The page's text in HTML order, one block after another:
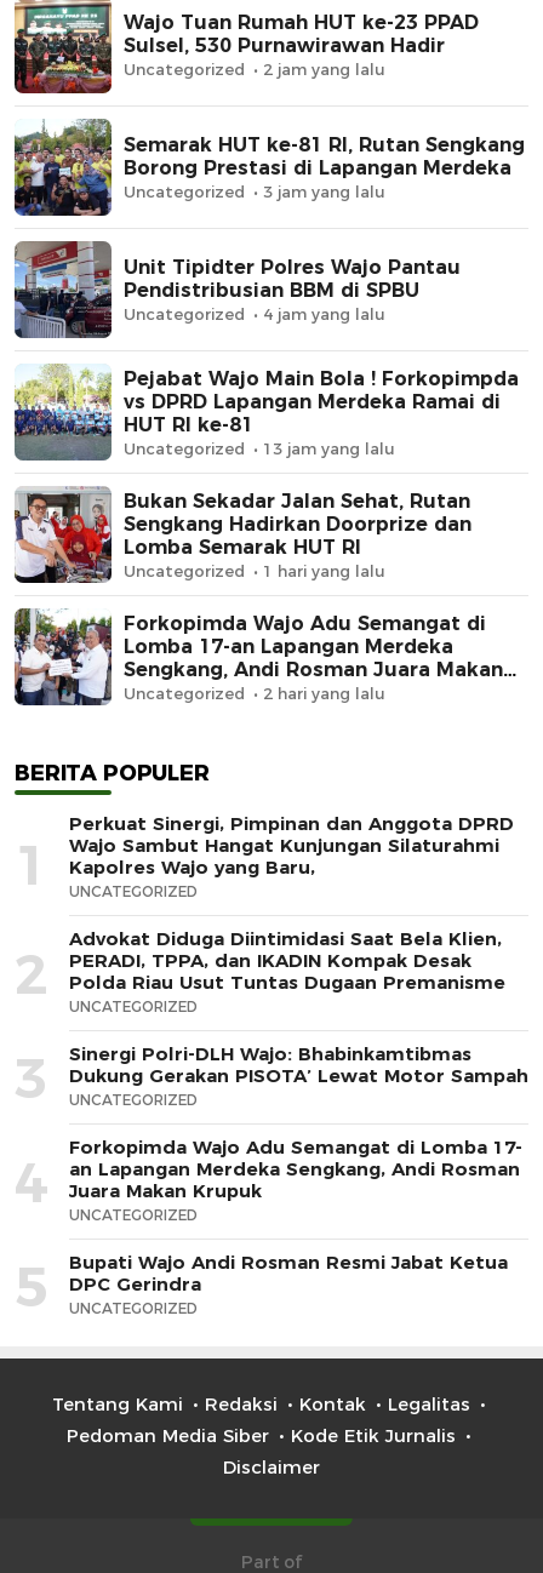
Wajo Tuan Rumah HUT ke-23 PPAD
Sulsel, 530 Purnawirawan Hadir
Uncategorized 2 jam yang lalu
Semarak HUT ke-81 RI, Rutan Sengkang
Borong Prestasi di Lapangan Merdeka
Uncategorized 3 jam yang lalu
Unit Tipidter Polres Wajo Pantau
Pendistribusian BBM di SPBU
Uncategorized 4 jam yang lalu
Pejabat Wajo Main Bola ! Forkopimpda
vs DPRD Lapangan Merdeka Ramai di
HUT RI ke-81
Uncategorized 13 jam yang lalu
Bukan Sekadar Jalan Sehat, Rutan
Sengkang Hadirkan Doorprize dan
Lomba Semarak HUT RI
Uncategorized 1 hari yang lalu
Forkopimda Wajo Adu Semangat di
Lomba 17-an Lapangan Merdeka
Sengkang, Andi Rosman Juara Makan
Krupuk
Uncategorized 2 hari yang lalu
BERITA POPULER
1
Perkuat Sinergi, Pimpinan dan Anggota DPRD
Wajo Sambut Hangat Kunjungan Silaturahmi
Kapolres Wajo yang Baru,
UNCATEGORIZED
2
Advokat Diduga Diintimidasi Saat Bela Klien,
PERADI, TPPA, dan IKADIN Kompak Desak
Polda Riau Usut Tuntas Dugaan Premanisme
UNCATEGORIZED
3
Sinergi Polri-DLH Wajo: Bhabinkamtibmas
Dukung Gerakan PISOTA’ Lewat Motor Sampah
UNCATEGORIZED
4
Forkopimda Wajo Adu Semangat di Lomba 17-
an Lapangan Merdeka Sengkang, Andi Rosman
Juara Makan Krupuk
UNCATEGORIZED
5
Bupati Wajo Andi Rosman Resmi Jabat Ketua
DPC Gerindra
UNCATEGORIZED
Tentang Kami Redaksi Kontak
Legalitas
Pedoman Media Siber
Kode Etik Jurnalis
Disclaimer
Part of